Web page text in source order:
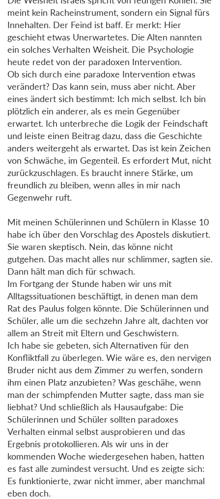
meint kein Racheinstrument, sondern ein Signal fürs
Innehalten. Der Feind ist baff. Er merkt: Hier
geschieht etwas Unerwartetes. Die Alten nannten
ein solches Verhalten Weisheit. Die Psychologie
heute redet von der paradoxen Intervention.
Ob sich durch eine paradoxe Intervention etwas
verändert? Das kann sein, muss aber nicht. Aber
eines ändert sich bestimmt: Ich mich selbst. Ich bin
plötzlich ein anderer, als es mein Gegenüber
erwartet. Ich unterbreche die Logik der Feindschaft
und leiste einen Beitrag dazu, dass die Geschichte
anders weitergeht als erwartet. Das ist kein Zeichen
von Schwäche, im Gegenteil. Es erfordert Mut, nicht
zurückzuschlagen. Es braucht innere Stärke, um
freundlich zu bleiben, wenn alles in mir nach
Gegenwehr ruft.
Mit meinen Schülerinnen und Schülern in Klasse 10
habe ich über den Vorschlag des Apostels diskutiert.
Sie waren skeptisch. Nein, das könne nicht
gutgehen. Das macht alles nur schlimmer, sagten sie.
Dann hält man dich für schwach.
Im Fortgang der Stunde haben wir uns mit
Alltagssituationen beschäftigt, in denen man dem
Rat des Paulus folgen könnte. Die Schülerinnen und
Schüler, alle um die sechzehn Jahre alt, dachten vor
allem an Streit mit Eltern und Geschwistern.
Ich habe sie gebeten, sich Alternativen für den
Konfliktfall zu überlegen. Wie wäre es, den nervigen
Bruder nicht aus dem Zimmer zu werfen, sondern
ihm einen Platz anzubieten? Was geschähe, wenn
man der schimpfenden Mutter sagte, dass man sie
liebhat? Und schließlich als Hausaufgabe: Die
Schülerinnen und Schüler sollten paradoxes
Verhalten einmal selbst ausprobieren und das
Ergebnis protokollieren. Als wir uns in der
kommenden Woche wiedergesehen haben, hatten
es fast alle zumindest versucht. Und es zeigte sich:
Es funktionierte, zwar nicht immer, aber manchmal
eben doch.